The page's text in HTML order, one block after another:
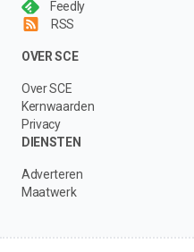
Feedly
RSS
OVER SCE
Over SCE
Kernwaarden
Privacy
DIENSTEN
Adverteren
Maatwerk